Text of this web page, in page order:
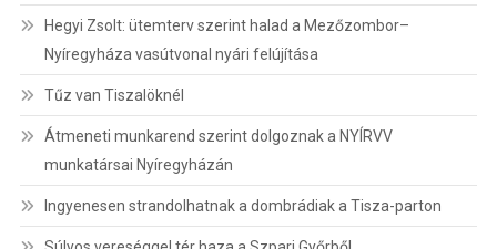
Hegyi Zsolt: ütemterv szerint halad a Mezőzombor–
Nyíregyháza vasútvonal nyári felújítása
Tűz van Tiszalöknél
Átmeneti munkarend szerint dolgoznak a NYÍRVV
munkatársai Nyíregyházán
Ingyenesen strandolhatnak a dombrádiak a Tisza-parton